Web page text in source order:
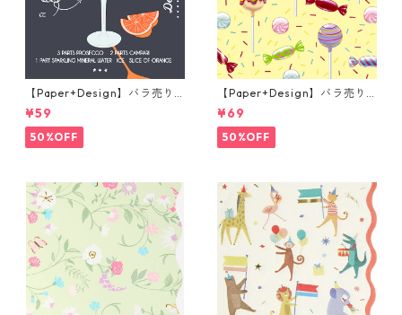
【Paper+Design】バラ売り2
枚 カクテルサイズ ペーパーナ
プキン Aperole ブラック
¥59
50%OFF
【Paper+Design】バラ売り2
枚 ランチサイズ ペーパーナプ
キン Party Candy クリーム
¥69
50%OFF